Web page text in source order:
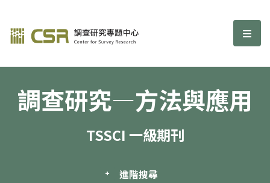
調查研究—方法與應用期刊 選
調查研究—方法與應用
TSSCI 一級期刊
進階搜尋